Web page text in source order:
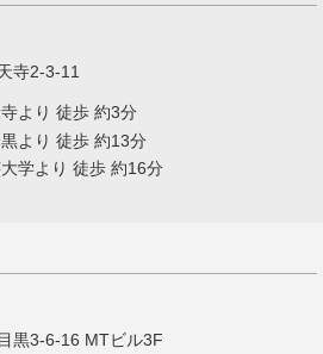
寺2-3-11
より 徒歩 約3分
より 徒歩 約13分
学より 徒歩 約16分
黒3-6-16 MTビル3F